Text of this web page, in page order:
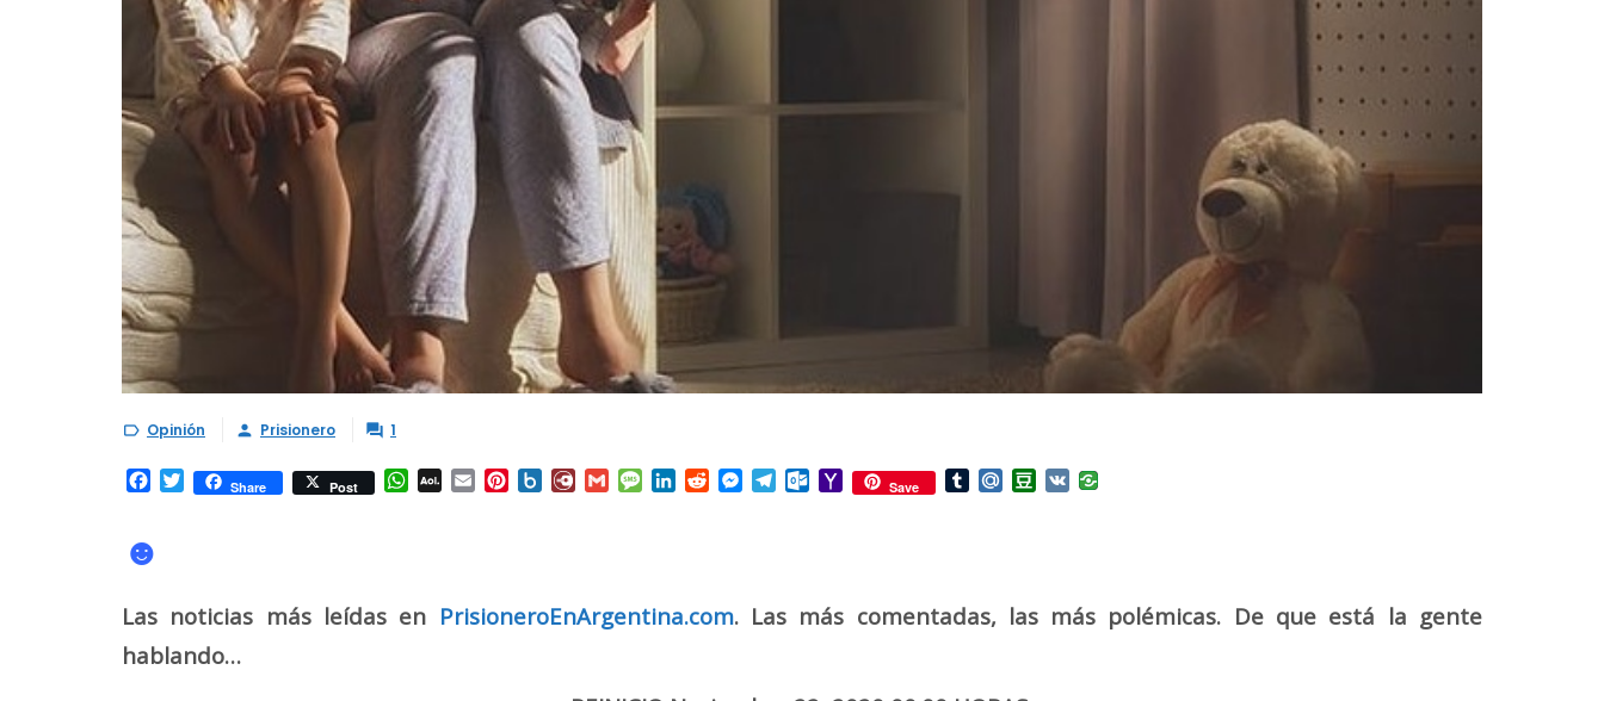
 Opinión  Prisionero  1
Facebook
TwitterShare Post WhatsApp
AOL Email Pinterest
Box.netDiary.RuGmailMessage
LinkedInRedditMessenger
TelegramOutlook.com
YahooSave TumblrMail.RuDouban
VK
☻
Las noticias más leídas en PrisioneroEnArgentina.com. Las más comentadas, las más polémicas. De que está la gente
hablando…